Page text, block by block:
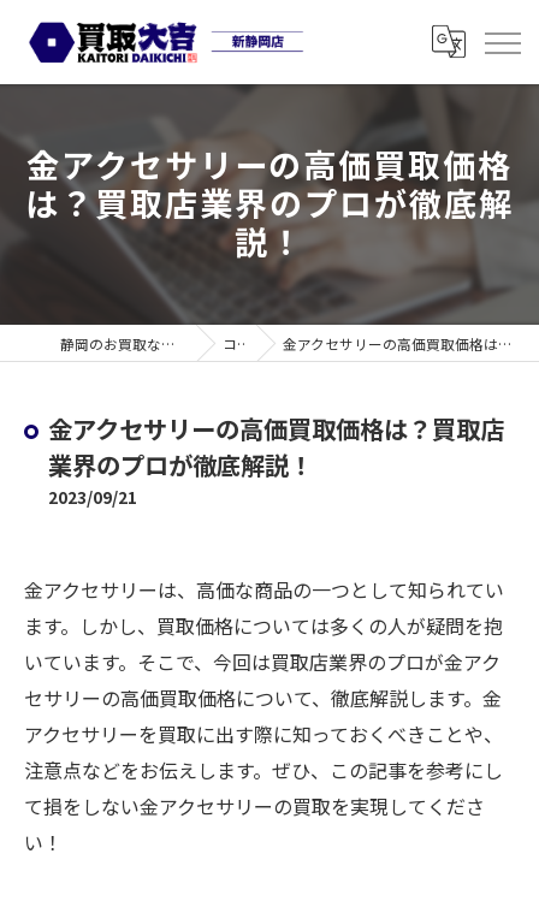
金アクセサリーの高価買取価格
は？買取店業界のプロが徹底解
説！
静岡のお買取なら買取大吉 新静岡店 コラム 金アクセサリーの高価買取価格は？買取店業界のプロが徹底解説！
金アクセサリーの高価買取価格は？買取店
業界のプロが徹底解説！
2023/09/21
金アクセサリーは、高価な商品の一つとして知られてい
ます。しかし、買取価格については多くの人が疑問を抱
いています。そこで、今回は買取店業界のプロが金アク
セサリーの高価買取価格について、徹底解説します。金
アクセサリーを買取に出す際に知っておくべきことや、
注意点などをお伝えします。ぜひ、この記事を参考にし
て損をしない金アクセサリーの買取を実現してくださ
い！